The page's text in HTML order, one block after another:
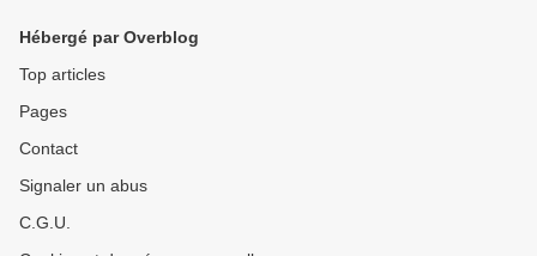
Hébergé par Overblog
Top articles
Pages
Contact
Signaler un abus
C.G.U.